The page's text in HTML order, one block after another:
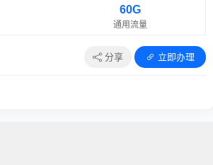
60G
通用流量
分享 立即办理